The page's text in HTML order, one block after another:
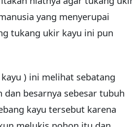
yang menyerupai
tukang ukir kayu ini pun
) ini melihat sebatang
besarnya sebesar tubuh
kayu tersebut karena